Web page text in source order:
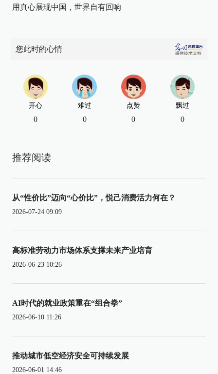
用真心展现中国，世界自有回响
您此时的心情
开心
0
难过
0
点赞
0
飘过
0
推荐阅读
从“性价比”迈向“心价比”，悦己消费活力何在？
2026-07-24 09:09
高标准劳动力市场体系支撑未来产业培育
2026-06-23 10:26
AI时代的就业政策重在“组合拳”
2026-06-10 11:26
推动城市低空经济安全可持续发展
2026-06-01 14:46